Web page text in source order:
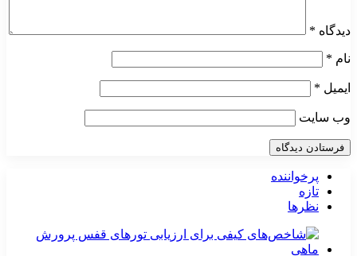
دیدگاه *
نام *
ایمیل *
وب‌ سایت
پرخواننده
تازه
نظرها